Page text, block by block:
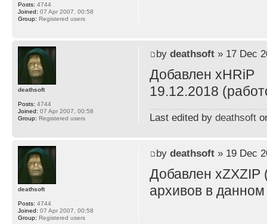
Posts: 4744
Joined: 07 Apr 2007, 00:58
Group: Registered users
by deathsoft» 17 Dec
Добавлен xHRiP
19.12.2018
Last edited by deathsoft
deathsoft
Posts: 4744
Joined: 07 Apr 2007, 00:58
Group: Registered users
by deathsoft» 19 Dec
Добавлен xZXZIP
архивов в
deathsoft
Posts: 4744
Joined: 07 Apr 2007, 00:58
Group: Registered users